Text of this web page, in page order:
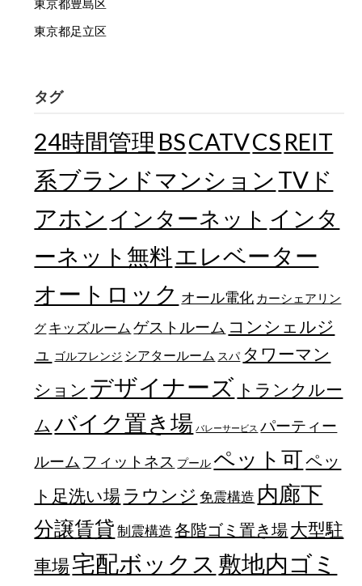
東京都豊島区
東京都足立区
タグ
24時間管理 BSCATVCS REIT
系ブランドマンション TVド
アホン インターネット インタ
ーネット無料エレベーター
オートロック オール電化 カーシェアリン
グ キッズルーム ゲストルーム コンシェルジ
ュ
ゴルフレンジ シアタールーム スパ タワーマン
ション デザイナーズ トランクルー
ム バイク置き場 バレーサービス パーティー
ルーム フィットネス プール ペット可ペッ
ト足洗い場 ラウンジ 免震構造 内廊下
分譲賃貸 制震構造 各階ゴミ置き場大型駐
車場宅配ボックス 敷地内ゴミ